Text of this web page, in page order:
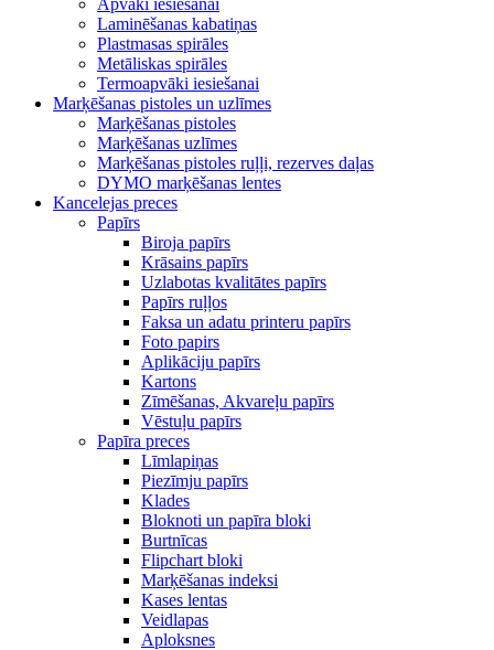
Apvāki iesiešanai
Laminēšanas kabatiņas
Plastmasas spirāles
Metāliskas spirāles
Termoapvāki iesiešanai
Marķēšanas pistoles un uzlīmes
Marķēšanas pistoles
Marķēšanas uzlīmes
Marķēšanas pistoles ruļļi, rezerves daļas
DYMO marķēšanas lentes
Kancelejas preces
Papīrs
Biroja papīrs
Krāsains papīrs
Uzlabotas kvalitātes papīrs
Papīrs ruļļos
Faksa un adatu printeru papīrs
Foto papirs
Aplikāciju papīrs
Kartons
Zīmēšanas, Akvareļu papīrs
Vēstuļu papīrs
Papīra preces
Līmlapiņas
Piezīmju papīrs
Klades
Bloknoti un papīra bloki
Burtnīcas
Flipchart bloki
Marķēšanas indeksi
Kases lentas
Veidlapas
Aploksnes